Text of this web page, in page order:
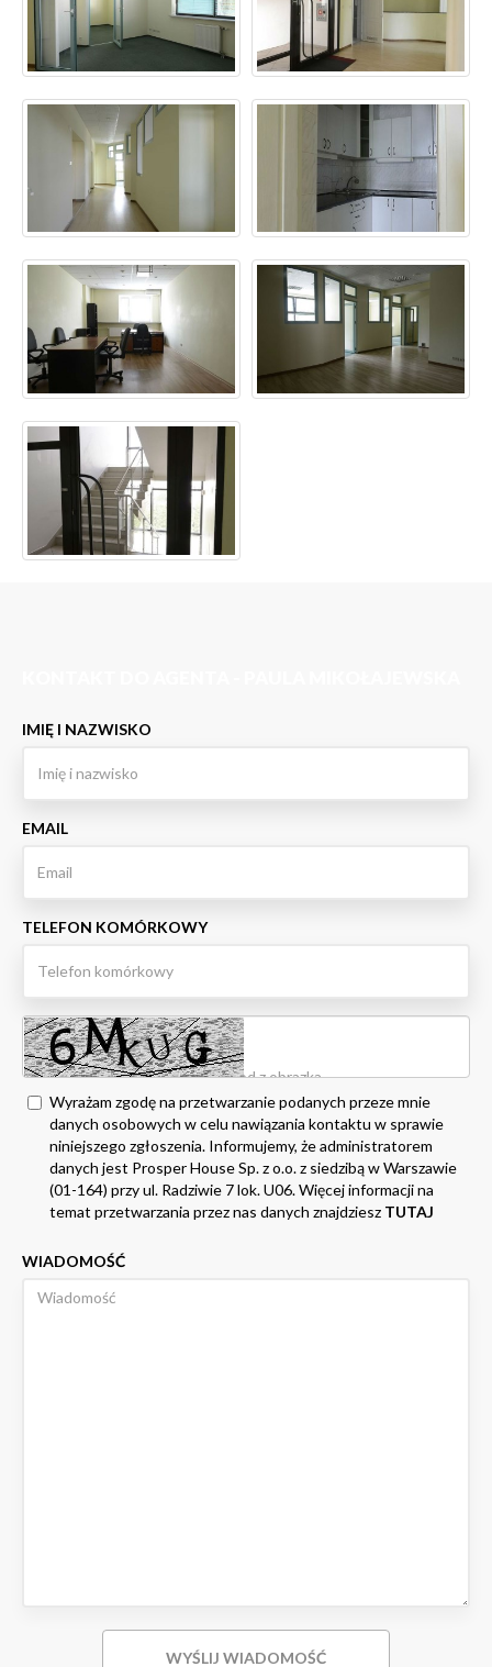
IMIĘ I NAZWISKO
EMAIL
TELEFON KOMÓRKOWY
Wyrażam zgodę na przetwarzanie podanych przeze mnie
danych osobowych w celu nawiązania kontaktu w sprawie
niniejszego zgłoszenia. Informujemy, że administratorem
danych jest Prosper House Sp. z o.o. z siedzibą w Warszawie
(01-164) przy ul. Radziwie 7 lok. U06. Więcej informacji na
temat przetwarzania przez nas danych znajdziesz TUTAJ
WIADOMOŚĆ